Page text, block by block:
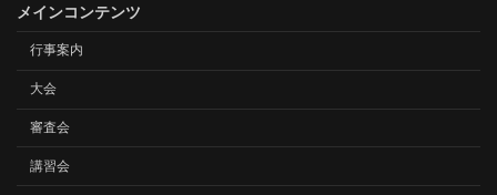
メインコンテンツ
行事案内
大会
審査会
講習会